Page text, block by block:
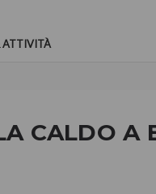
ATTIVITÀ
CALDO A